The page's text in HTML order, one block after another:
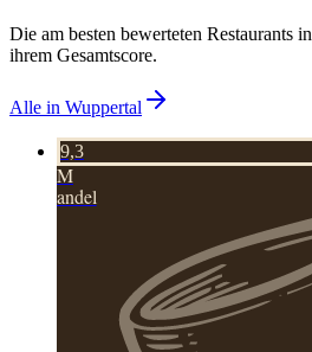
Die am besten bewerteten Restaurants in
ihrem Gesamtscore.
Alle in Wuppertal
9,3
M
andel